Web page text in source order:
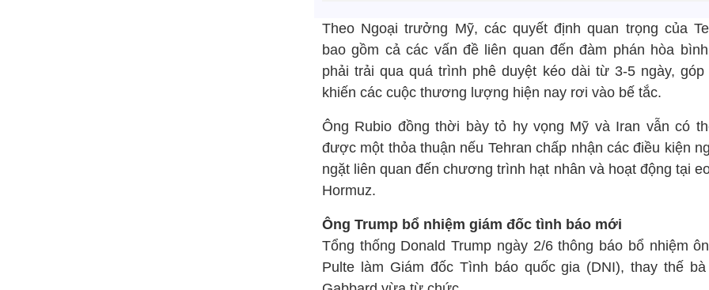
Theo Ngoại trưởng Mỹ, các quyết định quan trọng của
bao gồm cả các vấn đề liên quan đến đàm phán hòa
phải trải qua quá trình phê duyệt kéo dài từ 3-5 ngày, góp
khiến các cuộc thương lượng hiện nay rơi vào bế tắc.
Ông Rubio đồng thời bày tỏ hy vọng Mỹ và Iran vẫn có
được một thỏa thuận nếu Tehran chấp nhận các điều kiện
ngặt liên quan đến chương trình hạt nhân và hoạt động tại
Hormuz.
Ông Trump bổ nhiệm giám đốc tình báo mới
Tổng thống Donald Trump ngày 2/6 thông báo bổ nhiệm
Pulte làm Giám đốc Tình báo quốc gia (DNI), thay thế bà